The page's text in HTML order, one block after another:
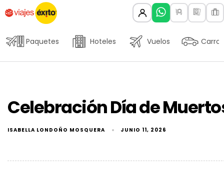
Paquetes Hoteles Vuelos Carros
Celebración Día de
ISABELLA LONDOÑO MOSQUERA JUNIO 11, 2026